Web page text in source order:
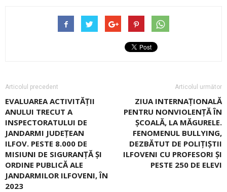
Articolul precedent
EVALUAREA ACTIVITĂȚII
ANULUI TRECUT A
INSPECTORATULUI DE
JANDARMI JUDEȚEAN
ILFOV. PESTE 8.000 DE
MISIUNI DE SIGURANŢĂ ŞI
ORDINE PUBLICĂ ALE
JANDARMILOR ILFOVENI, ÎN
2023
Articolul următor
ZIUA INTERNAȚIONALĂ
PENTRU NONVIOLENȚĂ ÎN
ȘCOALĂ, LA MĂGURELE.
FENOMENUL BULLYING,
DEZBĂTUT DE POLIȚIȘTII
ILFOVENI CU PROFESORI ȘI
PESTE 250 DE ELEVI